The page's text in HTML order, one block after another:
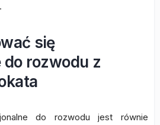
się
rozwodu z
do rozwodu jest równie